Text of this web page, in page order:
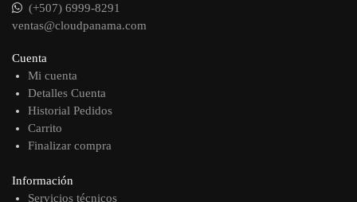
(+507) 6999-8291
ventas@cloudpanama.com
Cuenta
Mi cuenta
Detalles Cuenta
Historial Pedidos
Carrito
Finalizar compra
Información
Servicios técnicos